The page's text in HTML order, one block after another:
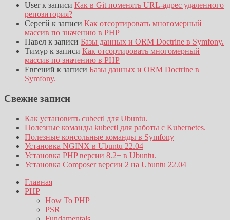
Userк записи Как в Git поменять URL-адрес удаленного
репозитория?
Серегй к записи Как отсортировать многомерный
массив по значению в PHP
Павел к записи Базы данных и ORM Doctrine в Symfony.
Тимур к записи Как отсортировать многомерный
массив по значению в PHP
Евгений к записи Базы данных и ORM Doctrine в
Symfony.
Свежие записи
Как установить cubectl для Ubuntu.
Полезные команды kubectl для работы с Kubernetes.
Полезные консольные команды в Symfony
Установка NGINX в Ubuntu 22.04
Установка PHP версии 8.2+ в Ubuntu.
Установка Composer версии 2 на Ubuntu 22.04
Главная
PHP
How To PHP
PSR